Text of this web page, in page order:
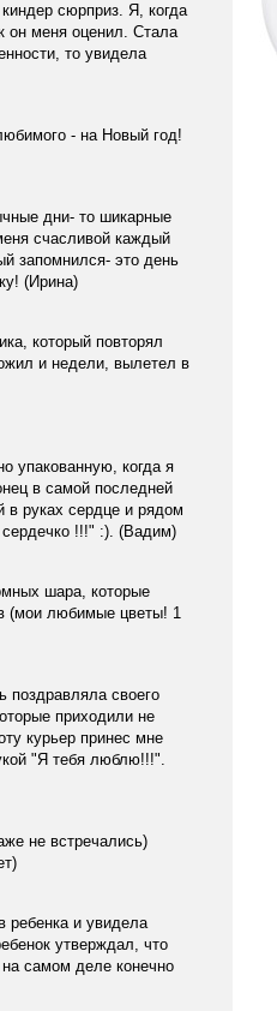
сюрприз. Я, когда
он меня оценил. Стала
то увидела
- на Новый год!
дни- то шикарные
счасливой каждый
запомнился- это день
(Ирина)
который повторял
и недели, вылетел в
упакованную, когда я
в самой последней
руках сердце и рядом
!!!" :). (Вадим)
шара, которые
(мои любимые цветы! 1
своего
приходили не
курьер принес мне
"Я тебя люблю!!!".
не встречались)
ребенка и увидела
утверждал, что
самом деле конечно